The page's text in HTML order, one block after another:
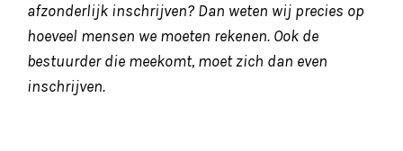
afzonderlijk inschrijven? Dan weten wij precies op
hoeveel mensen we moeten rekenen. Ook de
bestuurder die meekomt, moet zich dan even
inschrijven.